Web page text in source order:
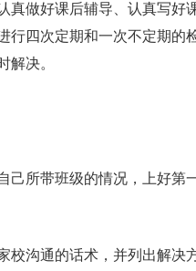
真做好课后辅导、认真写好
行四次定期和一次不定期的
解决。
所带班级的情况，上好第一
沟通的话术，并列出解决方